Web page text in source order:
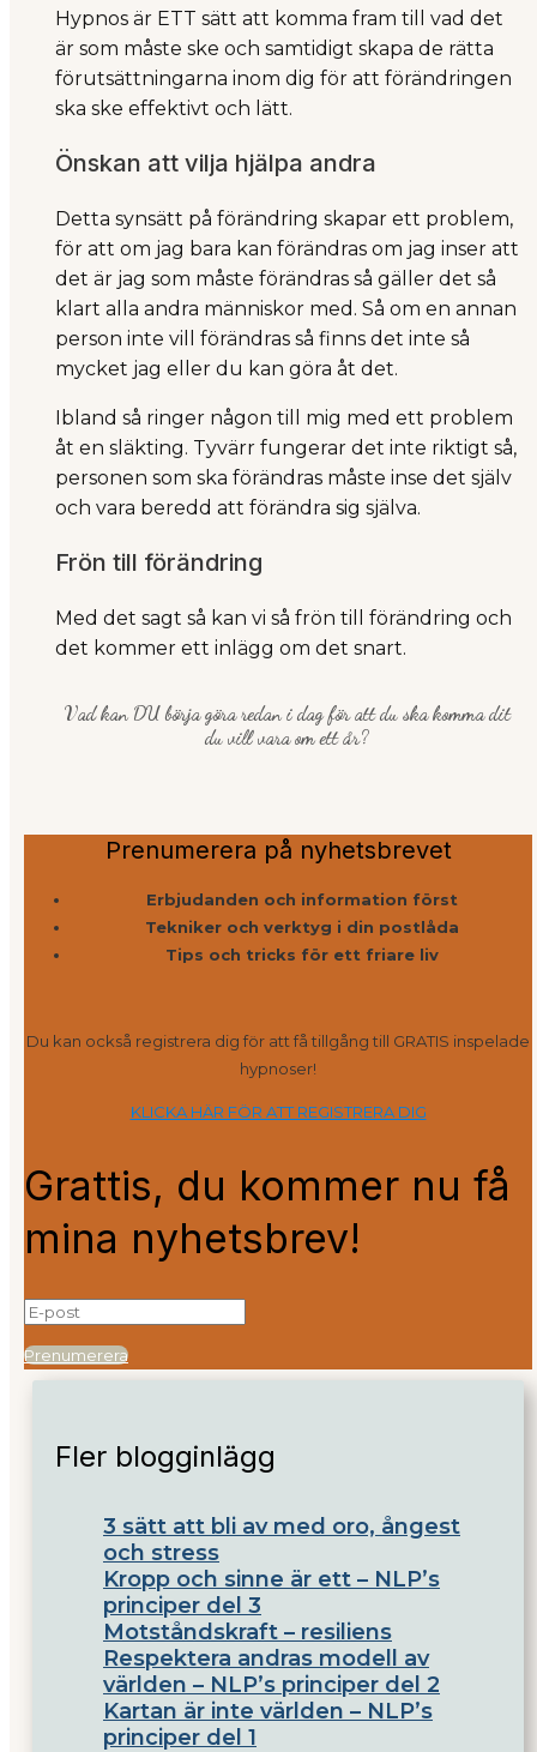
Hypnos är ETT sätt att komma fram till vad det
är som måste ske och samtidigt skapa de rätta
förutsättningarna inom dig för att förändringen
ska ske effektivt och lätt.
Önskan att vilja hjälpa andra
Detta synsätt på förändring skapar ett problem,
för att om jag bara kan förändras om jag inser att
det är jag som måste förändras så gäller det så
klart alla andra människor med. Så om en annan
person inte vill förändras så finns det inte så
mycket jag eller du kan göra åt det.
Ibland så ringer någon till mig med ett problem
åt en släkting. Tyvärr fungerar det inte riktigt så,
personen som ska förändras måste inse det själv
och vara beredd att förändra sig själva.
Frön till förändring
Med det sagt så kan vi så frön till förändring och
det kommer ett inlägg om det snart.
Vad kan DU börja göra redan i dag för att du ska komma dit
du vill vara om ett år?
Prenumerera på nyhetsbrevet
Erbjudanden och information först
Tekniker och verktyg i din postlåda
Tips och tricks för ett friare liv
Du kan också registrera dig för att få tillgång till GRATIS inspelade
hypnoser!
KLICKA HÄR FÖR ATT REGISTRERA DIG
Grattis, du kommer nu få
mina nyhetsbrev!
Prenumerera
Fler blogginlägg
3 sätt att bli av med oro, ångest
och stress
Kropp och sinne är ett – NLP’s
principer del 3
Motståndskraft – resiliens
Respektera andras modell av
världen – NLP’s principer del 2
Kartan är inte världen – NLP’s
principer del 1